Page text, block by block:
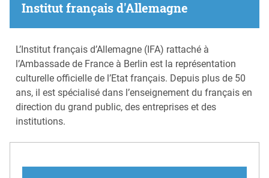
Institut français d'Allemagne
L’Institut français d’Allemagne (IFA) rattaché à
l’Ambassade de France à Berlin est la représentation
culturelle officielle de l’Etat français. Depuis plus de 50
ans, il est spécialisé dans l’enseignement du français en
direction du grand public, des entreprises et des
institutions.